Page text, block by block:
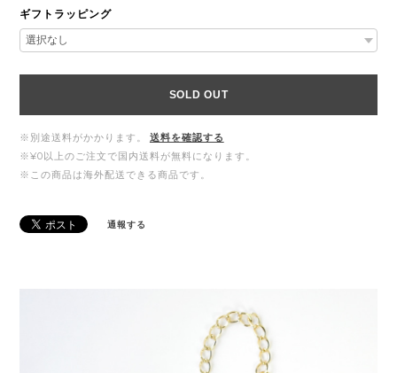
ギフトラッピング
SOLD OUT
※別途送料がかかります。
送料を確認する
※¥0以上のご注文で国内送料が無料になります。
※この商品は海外配送できる商品です。
通報する